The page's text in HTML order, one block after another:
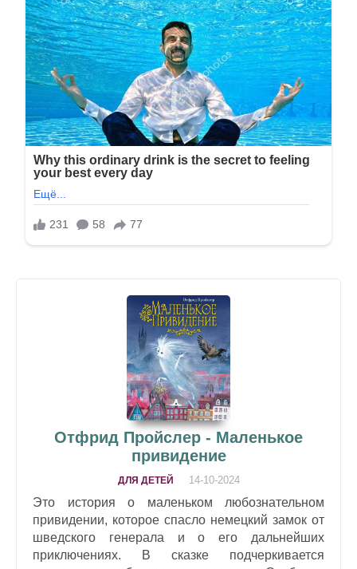
Отфрид Пройслер - Маленькое
привидение
ДЛЯ ДЕТЕЙ 14-10-2024
Это история о маленьком любознательном
привидении, которое спасло немецкий замок от
шведского генерала и о его дальнейших
приключениях. В сказке подчеркивается